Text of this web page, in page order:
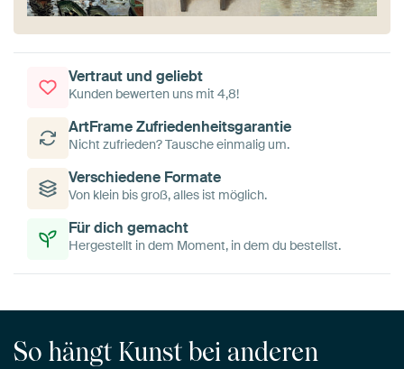
Vertraut und geliebt
Kunden bewerten uns mit 4,8!
ArtFrame Zufriedenheitsgarantie
Nicht zufrieden? Tausche einmalig um.
Verschiedene Formate
Von klein bis groß, alles ist möglich.
Für dich gemacht
Hergestellt in dem Moment, in dem du bestellst.
So hängt Kunst bei anderen